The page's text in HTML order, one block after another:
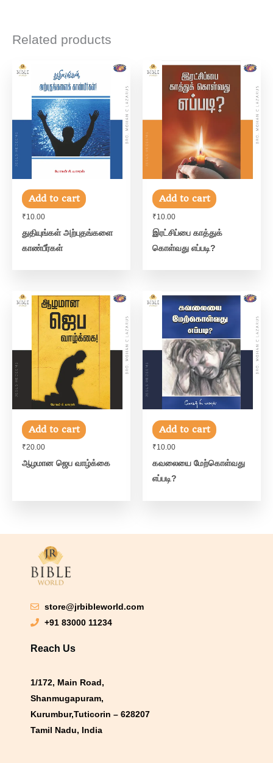
Related products
Add to cart
₹10.00
துதியுங்கள் அற்புதங்களை
காண்பீர்கள்
Add to cart
₹10.00
இரட்சிப்பை காத்துக்
கொள்வது எப்படி?
Add to cart
₹20.00
ஆழமான ஜெப வாழ்க்கை
Add to cart
₹10.00
கவலையை மேற்கொள்வது
எப்படி?
store@jrbibleworld.com
+91 83000 11234
Reach Us
1/172, Main Road,
Shanmugapuram,
Kurumbur,Tuticorin – 628207
Tamil Nadu, India